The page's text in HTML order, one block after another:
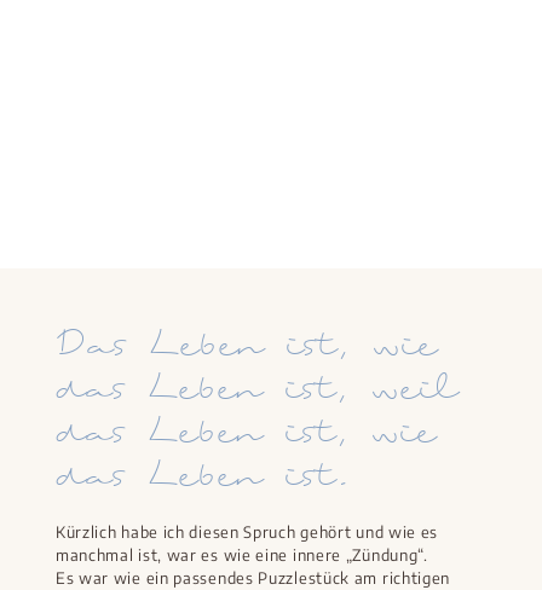
Das Leben ist, wie
das Leben ist, weil
das Leben ist, wie
das Leben ist.
Kürzlich habe ich diesen Spruch gehört und wie es
manchmal ist, war es wie eine innere „Zündung“.
Es war wie ein passendes Puzzlestück am richtigen